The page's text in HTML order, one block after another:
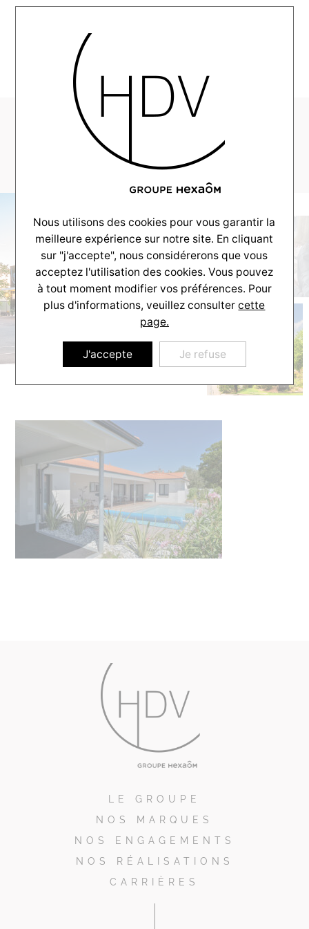
Couleur-Villas-
Gujan-L-2019-09-05
LE GROUPE
NOS MARQUES
NOS ENGAGEMENTS
NOS RÉALISATIONS
CARRIÈRES
Nous utilisons des cookies pour vous garantir la
meilleure expérience sur notre site. En cliquant
sur "j'accepte", nous considérerons que vous
acceptez l'utilisation des cookies. Vous pouvez
à tout moment modifier vos préférences. Pour
plus d'informations, veuillez consultercette
page.
J'accepte Je refuse